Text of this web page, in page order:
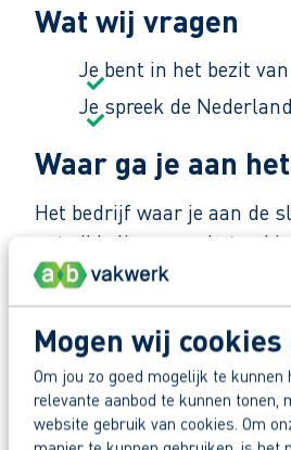
Mogen wij
Om jou zo goed mogelijk te
relevante aanbod te kunnen tonen,
website gebruik van cookies. Om
Wat wij vragen
Je bent in het bezit
Je spreek de
Waar ga je aan
Het bedrijf waar je aan de
ontwikkelingen op het
duurzamere producten.
Je werkt in een klein team
veelal zelfstandig je taken
Zo maak je werk van jouw
Deel deze vacature: